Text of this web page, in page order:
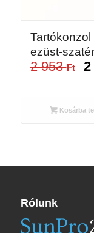
ezüst-
2 953Ft
2
2
Kosárba
Rólunk